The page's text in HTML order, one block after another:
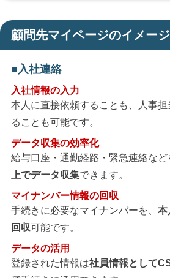
顧問先マイページのイメージ
入社連絡
入社情報の入力
本人に直接依頼することも、人事
ることも可能です。
データ収集の効率化
給与口座・通勤経路・緊急連絡など
上でデータ収集できます。
マイナンバー情報の回収
手続きに必要なマイナンバーを、 本
回収可能です。
データの活用
登録された情報は社員情報として